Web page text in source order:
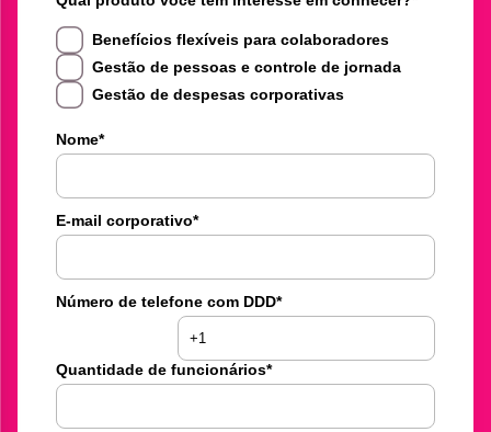
Benefícios flexíveis para colaboradores
Gestão de pessoas e controle de jornada
Gestão de despesas corporativas
Nome*
E-mail corporativo*
Número de telefone com DDD*
Quantidade de funcionários*